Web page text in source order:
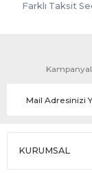
Farklı Taksit
KURUMSAL